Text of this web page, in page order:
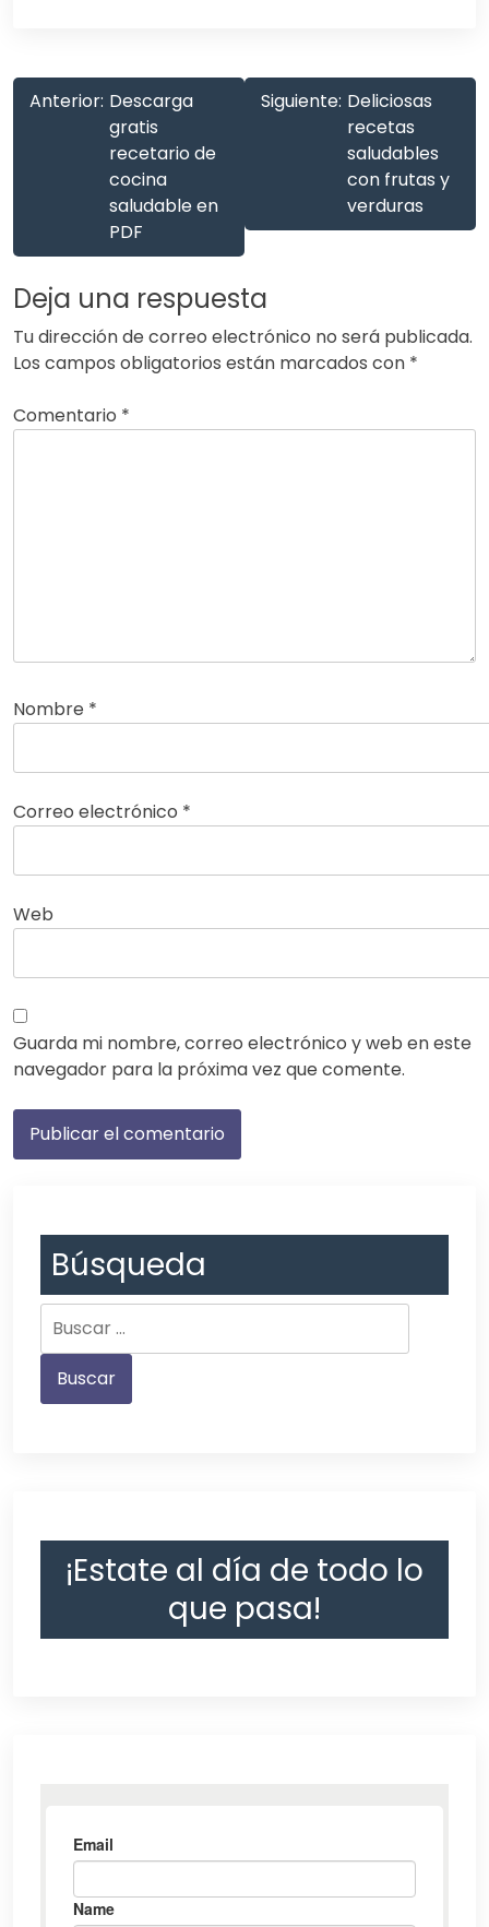
Anterior: Descarga
gratis
recetario de
cocina
saludable en
PDF
Siguiente: Deliciosas
recetas
saludables
con frutas y
verduras
Deja una respuesta
Tu dirección de correo electrónico no será publicada.
Los campos obligatorios están marcados con *
Comentario *
Nombre *
Correo electrónico *
Web
Guarda mi nombre, correo electrónico y web en este
navegador para la próxima vez que comente.
Búsqueda
¡Estate al día de todo lo
que pasa!